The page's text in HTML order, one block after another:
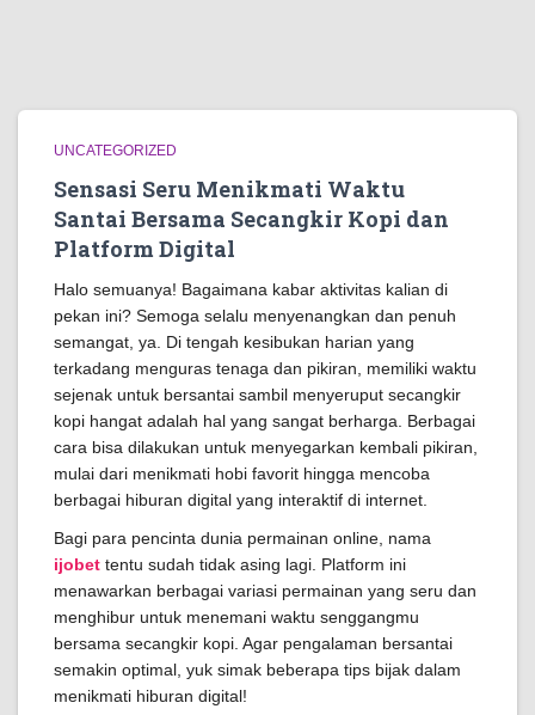
UNCATEGORIZED
Sensasi Seru Menikmati Waktu
Santai Bersama Secangkir Kopi dan
Platform Digital
Halo semuanya! Bagaimana kabar aktivitas kalian di
pekan ini? Semoga selalu menyenangkan dan penuh
semangat, ya. Di tengah kesibukan harian yang
terkadang menguras tenaga dan pikiran, memiliki waktu
sejenak untuk bersantai sambil menyeruput secangkir
kopi hangat adalah hal yang sangat berharga. Berbagai
cara bisa dilakukan untuk menyegarkan kembali pikiran,
mulai dari menikmati hobi favorit hingga mencoba
berbagai hiburan digital yang interaktif di internet.
Bagi para pencinta dunia permainan online, nama
ijobet tentu sudah tidak asing lagi. Platform ini
menawarkan berbagai variasi permainan yang seru dan
menghibur untuk menemani waktu senggangmu
bersama secangkir kopi. Agar pengalaman bersantai
semakin optimal, yuk simak beberapa tips bijak dalam
menikmati hiburan digital!